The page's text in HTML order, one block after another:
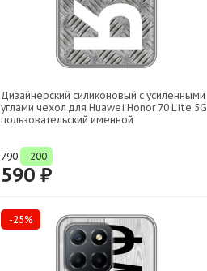
Дизайнерский силиконовый с усиленными
углами чехол для Huawei Honor 70 Lite 5G
пользовательский именной
790 -200
590 ₽
-25%